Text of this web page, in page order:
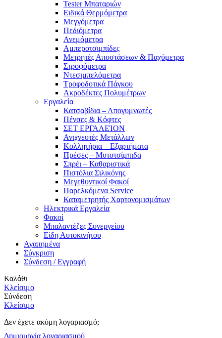
Tester Μπαταριών
Ειδικά Θερμόμετρα
Μεγγόμετρα
Πεδιόμετρα
Ανεμόμετρα
Αμπεροτσιμπίδες
Μετρητές Αποστάσεων & Παχύμετρα
Στροφόμετρα
Ντεσιμπελόμετρα
Τροφοδοτικά Πάγκου
Ακροδέκτες Πολυμέτρων
Εργαλεία
Κατσαβίδια – Απογυμνωτές
Πένσες & Κόφτες
ΣΕΤ ΕΡΓΑΛΕΊΟΝ
Ανιχνευτές Μετάλλων
Κολλητήρια – Εξαρτήματα
Πρέσες – Μυτοτσίμπιδα
Σπρέι – Καθαριστικά
Πιστόλια Σιλικόνης
Μεγεθυντικοί Φακοί
Παρελκόμενα Service
Καταμετρητής Χαρτονομισμάτων
Ηλεκτρικά Εργαλεία
Φακοί
Μπαλαντέζες Συνεργείου
Είδη Αυτοκινήτου
Αγαπημένα
Σύγκριση
Σύνδεση / Εγγραφή
Καλάθι
Κλείσιμο
Σύνδεση
Κλείσιμο
Δεν έχετε ακόμη λογαριασμό;
Δημιουργία λογαριασμού